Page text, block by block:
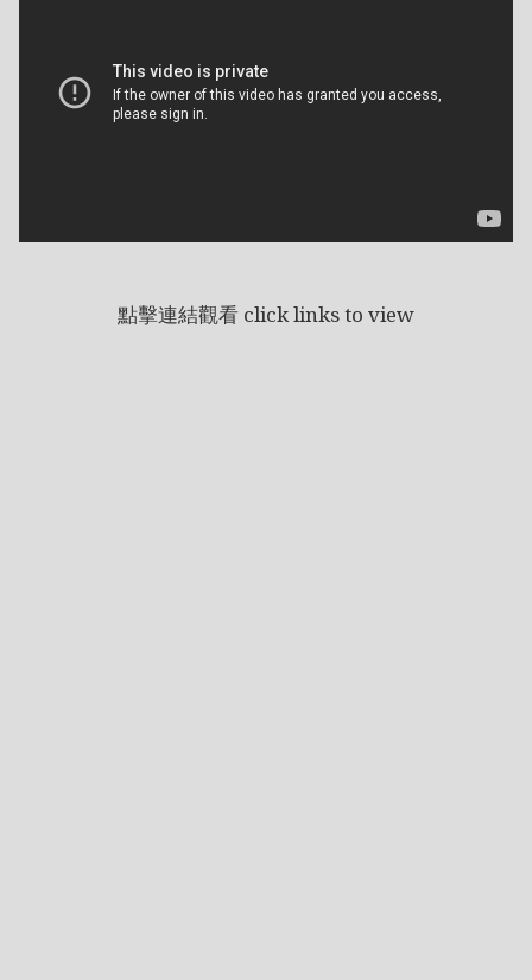
點擊連結觀看 click links to view